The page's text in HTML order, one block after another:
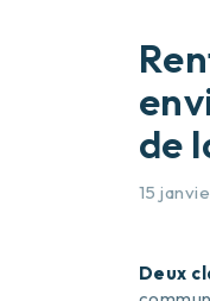
de
15
Deux